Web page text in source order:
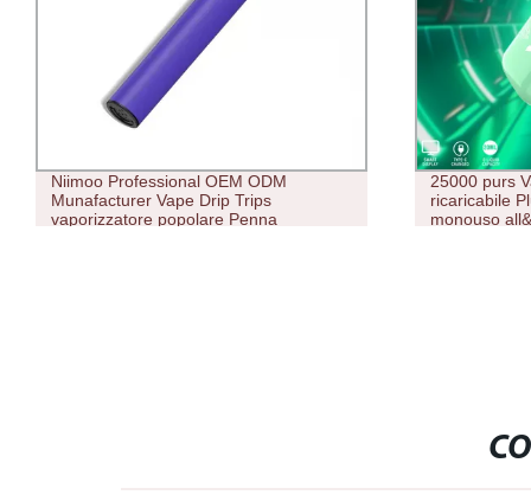
25000 purs Vape Original Irex Magic
ricaricabile Plus Tornado by Nastro
monouso all&prime;ingrosso
Design
Coil
Supbar